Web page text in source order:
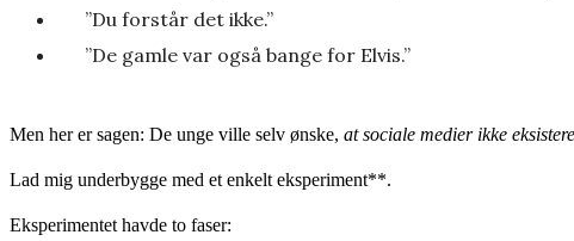
”Du forstår det ikke.”
”De gamle var også bange for Elvis.”
Men her er sagen: De unge ville selv ønske, at sociale medier ikke
Lad mig underbygge med et enkelt eksperiment**.
Eksperimentet havde to faser: